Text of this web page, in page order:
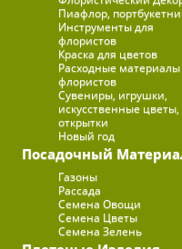
Пиафлор,
Инструменты для
флористов
Краска для цветов
Расходные
флористов
Сувениры, игрушки,
искусственные цветы,
открытки
Новый год
Посадочный
Газоны
Рассада
Семена Овощи
Семена Цветы
Семена Зелень